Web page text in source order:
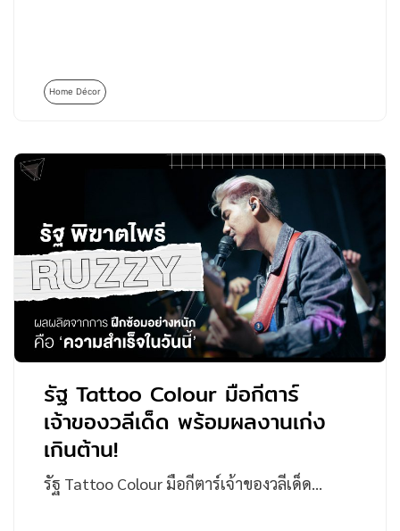
Home Décor
รัฐ Tattoo Colour มือกีตาร์
เจ้าของวลีเด็ด พร้อมผลงานเก่ง
เกินต้าน!
รัฐ Tattoo Colour มือกีตาร์เจ้าของวลีเด็ด…